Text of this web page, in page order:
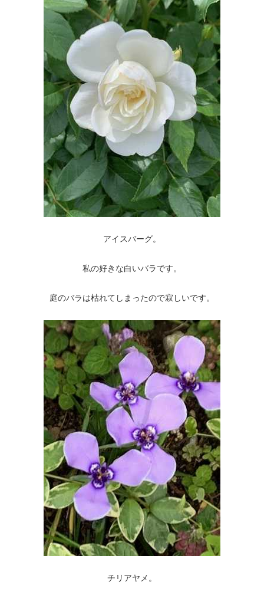
アイスバーグ。
私の好きな白いバラです。
庭のバラは枯れてしまったので寂しいです。
チリアヤメ。